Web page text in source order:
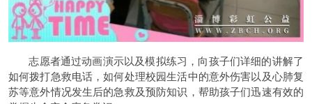
志愿者通过动画演示以及模拟练习，向孩子们详细的讲解了
如何拨打急救电话，如何处理校园生活中的意外伤害以及心肺复
苏等意外情况发生后的急救及预防知识，帮助孩子们迅速有效的